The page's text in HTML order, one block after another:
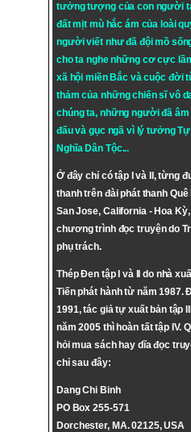
tưởng tượng của con người
đất mịt mù hắc ám của loài
người viết như đã đội mồ
cho ta nghe những cơ cực
xã hội miền Bắc và cuộc đời
thảm của những chiến sĩ vô
chúng ta, những người đã
đấu và gục ngã vì lý tưởng
Nghĩa Dân Tộc...
Ở đây chỉ có tập I và II, từng
thanh trên đài phát thanh
San Jose, California - Hoa
chương trình đọc truyện do
phụ trách.
Thép Đen tập I và II do nhà
Tiến phát hành từ năm 1987.
1991, tác giả tự xuất bản tập
năm 2005 thì hoàn tất tập IV.
hỏi mua sách hay dĩa đọc
chỉ sau đây:
Dang Chi Binh
PO Box 255-571
Dorchester, MA. 02125, USA